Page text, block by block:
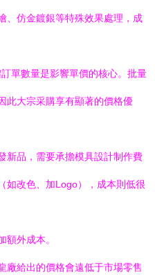
、仿金鍍銀等特殊效果處理，成
單數量是影響單價的核心。批量
此大宗采購享有顯著的價格優
新品，需要承擔模具設計制作費
如改色、加Logo），成本則低很
額外成本。
廠給出的價格會遠低于市場零售